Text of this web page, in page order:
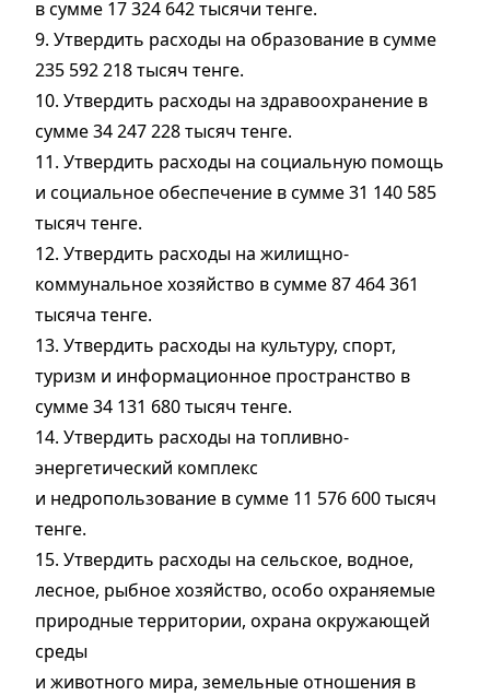
в сумме 17 324 642 тысячи тенге.
9. Утвердить расходы на образование в сумме
235 592 218 тысяч тенге.
10. Утвердить расходы на здравоохранение в
сумме 34 247 228 тысяч тенге.
11. Утвердить расходы на социальную помощь
и социальное обеспечение в сумме 31 140 585
тысяч тенге.
12. Утвердить расходы на жилищно-
коммунальное хозяйство в сумме 87 464 361
тысяча тенге.
13. Утвердить расходы на культуру, спорт,
туризм и информационное пространство в
сумме 34 131 680 тысяч тенге.
14. Утвердить расходы на топливно-
энергетический комплекс
и недропользование в сумме 11 576 600 тысяч
тенге.
15. Утвердить расходы на сельское, водное,
лесное, рыбное хозяйство, особо охраняемые
природные территории, охрана окружающей
среды
и животного мира, земельные отношения в